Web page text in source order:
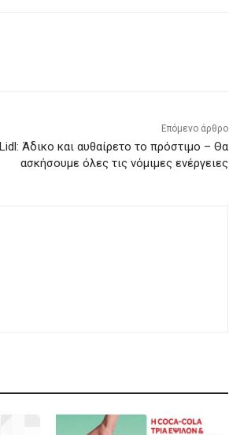
Επόμενο άρθρο
Lidl: Άδικο και αυθαίρετο το πρόστιμο – Θα
ασκήσουμε όλες τις νόμιμες ενέργειες